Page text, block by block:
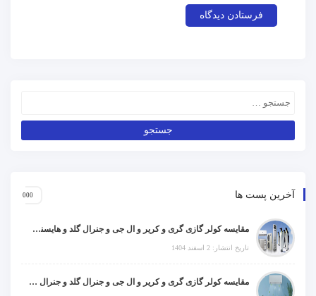
آخرین پست ها
مقایسه کولر گازی گری و کریر و ال جی و جنرال گلد و هایسنس و مدیا و اجنرال
تاریخ انتشار: 2 اسفند 1404
مقایسه کولر گازی گری و کریر و ال جی و جنرال گلد و جنرال شکار و سامسونگ و یونیوا